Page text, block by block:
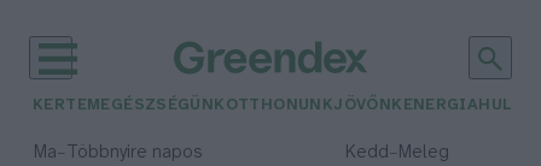
KERTEM EGÉSZSÉGÜNK OTTHONUNKJÖVŐNK ENERGIA
Ma– Többnyire napos Kedd– Meleg